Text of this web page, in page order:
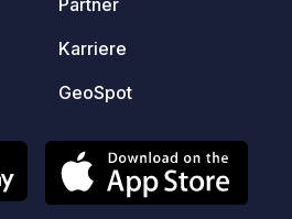
Partner
Karriere
GeoSpot